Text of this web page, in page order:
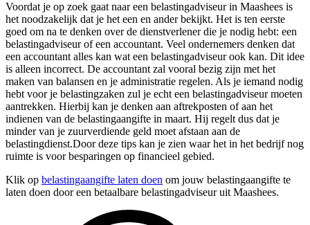
Voordat je op zoek gaat naar een belastingadviseur in Maashees is
het noodzakelijk dat je het een en ander bekijkt. Het is ten eerste
goed om na te denken over de dienstverlener die je nodig hebt: een
belastingadviseur of een accountant. Veel ondernemers denken dat
een accountant alles kan wat een belastingadviseur ook kan. Dit idee
is alleen incorrect. De accountant zal vooral bezig zijn met het
maken van balansen en je administratie regelen. Als je iemand nodig
hebt voor je belastingzaken zul je echt een belastingadviseur moeten
aantrekken. Hierbij kan je denken aan aftrekposten of aan het
indienen van de belastingaangifte in maart. Hij regelt dus dat je
minder van je zuurverdiende geld moet afstaan aan de
belastingdienst.Door deze tips kan je zien waar het in het bedrijf nog
ruimte is voor besparingen op financieel gebied.
Klik op belastingaangifte laten doen om jouw belastingaangifte te
laten doen door een betaalbare belastingadviseur uit Maashees.